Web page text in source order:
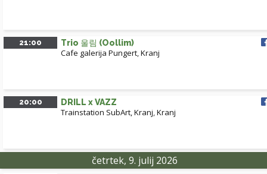
21:00 Trio 울림 (Oollim)
Cafe galerija Pungert,Kranj
20:00 DRILL x VAZZ
Trainstation SubArt, Kranj,Kranj
četrtek, 9. julij 2026